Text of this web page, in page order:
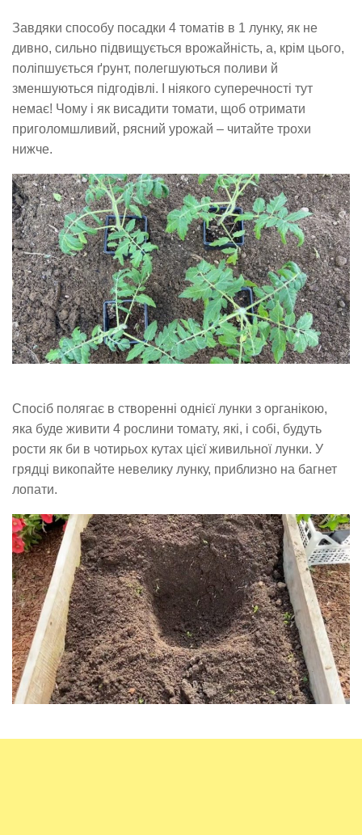
Завдяки способу посадки 4 томатів в 1 лунку, як не
дивно, сильно підвищується врожайність, а, крім цього,
поліпшується ґрунт, полегшуються поливи й
зменшуються підгодівлі. І ніякого суперечності тут
немає! Чому і як висадити томати, щоб отримати
приголомшливий, рясний урожай – читайте трохи
нижче.
Спосіб полягає в створенні однієї лунки з органікою,
яка буде живити 4 рослини томату, які, і собі, будуть
рости як би в чотирьох кутах цієї живильної лунки. У
грядці викопайте невелику лунку, приблизно на багнет
лопати.